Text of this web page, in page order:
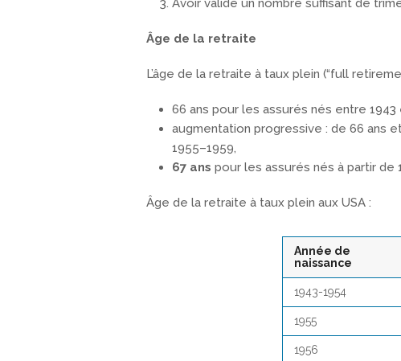
Avoir validé un nombre suffisant de
Âge de la retraite
L’âge de la retraite à taux plein (“full
66 ans pour les assurés nés entre 1943
augmentation progressive : de 66 ans
1955–1959,
67 ans pour les assurés nés à partir de
Âge de la retraite à taux plein aux USA :
Année de
naissance
1943-1954
1955
1956